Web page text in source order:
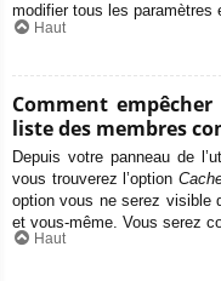
modifier tous les paramètres
Haut
Comment
liste des membres
Depuis votre panneau de
vous trouverez l’option
option vous ne serez visible
et vous-même. Vous serez
Haut